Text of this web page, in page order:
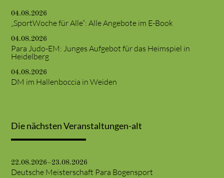
04.08.2026
„SportWoche für Alle“: Alle Angebote im E-Book
04.08.2026
Para Judo-EM: Junges Aufgebot für das Heimspiel in
Heidelberg
04.08.2026
DM im Hallenboccia in Weiden
Die nächsten Veranstaltungen-alt
22.08.2026–23.08.2026
Deutsche Meisterschaft Para Bogensport